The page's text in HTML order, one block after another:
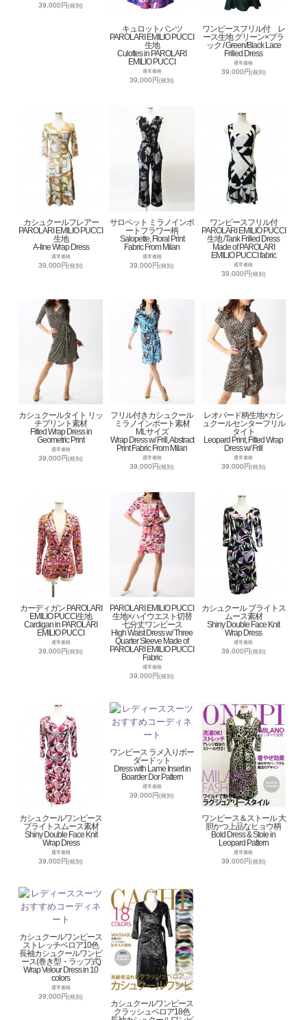
39,000円(税別)
キュロットパンツ
PAROLARI EMILIO PUCCI
生地
Culottes in PAROLARI
EMILIO PUCCI
通常価格
39,000円(税別)
ワンピースフリル付 レ
ース生地 グリーン×ブラ
ック / Green/Black Lace
Frilled Dress
通常価格
39,000円(税別)
カシュクールフレアー
PAROLARI EMILIO PUCCI
生地
A-line Wrap Dress
通常価格
39,000円(税別)
サロペット ミラノインポ
ートフラワー柄
Salopette, Floral Print
Fabric From Milan
通常価格
39,000円(税別)
ワンピースフリル付
PAROLARI EMILIO PUCCI
生地 /Tank Frilled Dress
Made of PAROLARI
EMILIO PUCCI fabric
通常価格
39,000円(税別)
カシュクールタイト リッ
チプリント素材
Fitted Wrap Dress in
Geometric Print
通常価格
39,000円(税別)
フリル付きカシュクール
ミラノインポート素材
MLサイズ
Wrap Dress w/ Frill, Abstract
Print Fabric From Milan
通常価格
39,000円(税別)
レオパード柄生地×カシ
ュクールセンターフリル
タイト
Leopard Print, Fitted Wrap
Dress w/ Frill
通常価格
39,000円(税別)
カーディガン PAROLARI
EMILIO PUCCI生地
Cardigan in PAROLARI
EMILIO PUCCI
通常価格
39,000円(税別)
PAROLARI EMILIO PUCCI
生地×ハイウエスト切替
七分丈ワンピース
High Waist Dress w/ Three
Quarter Sleeve Made of
PAROLARI EMILIO PUCCI
Fabric
通常価格
39,000円(税別)
カシュクール ブライトス
ムース素材
Shiny Double Face Knit
Wrap Dress
通常価格
39,000円(税別)
カシュクールワンピース
ブライトスムース素材
Shiny Double Face Knit
Wrap Dress
通常価格
39,000円(税別)
ワンピース ラメ入りボー
ダードット
Dress with Lame Insert in
Boarder Dor Pattern
通常価格
39,000円(税別)
ワンピース＆ストール 大
胆かつ上品なヒョウ柄
Bold Dress & Stole in
Leopard Pattern
通常価格
39,000円(税別)
カシュクールワンピース
ストレッチベロア10色
長袖カシュクールワンピ
ース(巻き型・ラップ式)
Wrap Velour Dress in 10
colors
通常価格
39,000円(税別)
カシュクールワンピース
クラッシュベロア18色